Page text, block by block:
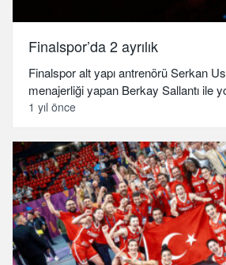
Finalspor’da 2 ayrılık
Finalspor alt yapı antrenörü Serkan
menajerliği yapan Berkay Sallantı ile
1 yıl önce